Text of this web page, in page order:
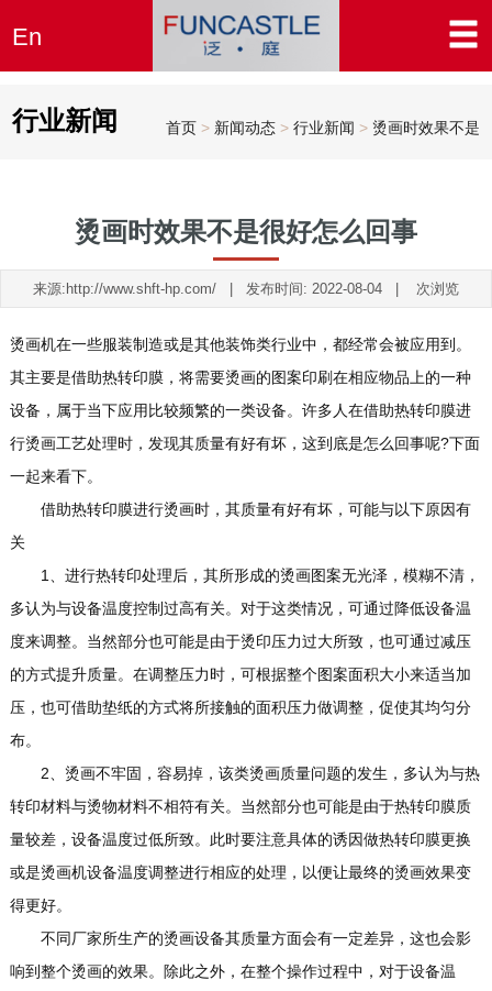
En
行业新闻 首页> 新闻动态> 行业新闻 > 烫画时效果不是
烫画时效果不是很好怎么回事
来源:http://www.shft-hp.com/ | 发布时间: 2022-08-04 | 次浏览
烫画机在一些服装制造或是其他装饰类行业中，都经常会被应用到。
其主要是借助热转印膜，将需要烫画的图案印刷在相应物品上的一种
设备，属于当下应用比较频繁的一类设备。许多人在借助热转印膜进
行烫画工艺处理时，发现其质量有好有坏，这到底是怎么回事呢?下面
一起来看下。
借助热转印膜进行烫画时，其质量有好有坏，可能与以下原因有
关
1、进行热转印处理后，其所形成的烫画图案无光泽，模糊不清，
多认为与设备温度控制过高有关。对于这类情况，可通过降低设备温
度来调整。当然部分也可能是由于烫印压力过大所致，也可通过减压
的方式提升质量。在调整压力时，可根据整个图案面积大小来适当加
压，也可借助垫纸的方式将所接触的面积压力做调整，促使其均匀分
布。
2、烫画不牢固，容易掉，该类烫画质量问题的发生，多认为与热
转印材料与烫物材料不相符有关。当然部分也可能是由于热转印膜质
量较差，设备温度过低所致。此时要注意具体的诱因做热转印膜更换
或是烫画机设备温度调整进行相应的处理，以便让最终的烫画效果变
得更好。
不同厂家所生产的烫画设备其质量方面会有一定差异，这也会影
响到整个烫画的效果。除此之外，在整个操作过程中，对于设备温